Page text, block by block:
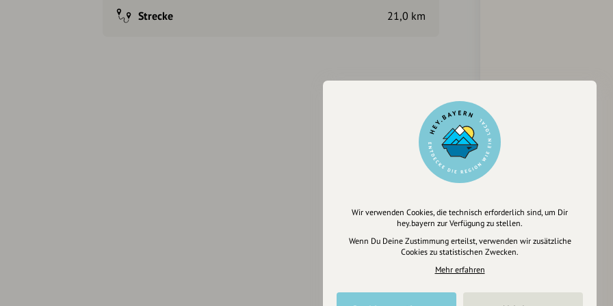
Herrnhofstrasse che
Steibruchweg girando a
attraversiamo la
che girando a destra ci
a sinistra, 200m e
Numbergerstrasse. Che
camminiamo
aggiriamo a sinistra e
e giriamo a sinistra sulla
Residenzplatz.
Romea Stade-Mittenwald
Strecke 21,0 km
Wir verwenden Cookies, die technisch erforderlich sind, um Dir
hey.bayern zur Verfügung zu stellen.
Wenn Du Deine Zustimmung erteilst, verwenden wir zusätzliche
Cookies zu statistischen Zwecken.
Mehr erfahren